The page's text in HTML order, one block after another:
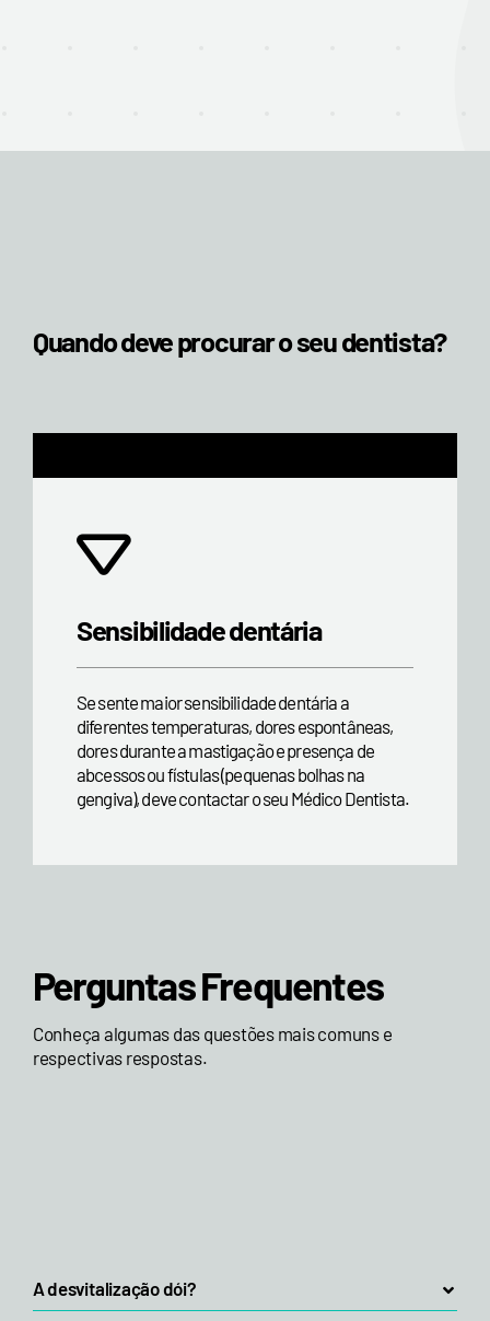
Quando deve procurar o seu dentista?
Sensibilidade dentária
Se sente maior sensibilidade dentária a
diferentes temperaturas, dores espontâneas,
dores durante a mastigação e presença de
abcessos ou fístulas (pequenas bolhas na
gengiva), deve contactar o seu Médico Dentista.
Perguntas Frequentes
Conheça algumas das questões mais comuns e
respectivas respostas.
A desvitalização dói?